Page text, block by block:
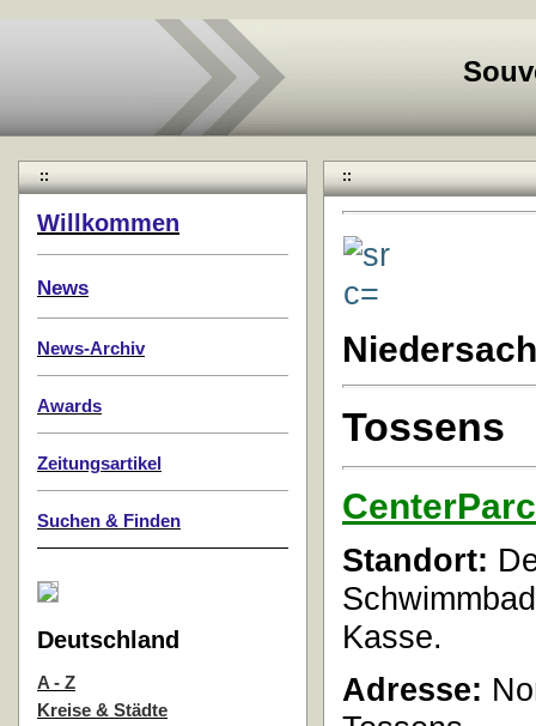
::
Willkommen
News
News-Archiv
Awards
Zeitungsartikel
Suchen & Finden
Deutschland
A - Z
Kreise & Städte
::
Tossens
Standort:
Kasse.
Adresse: